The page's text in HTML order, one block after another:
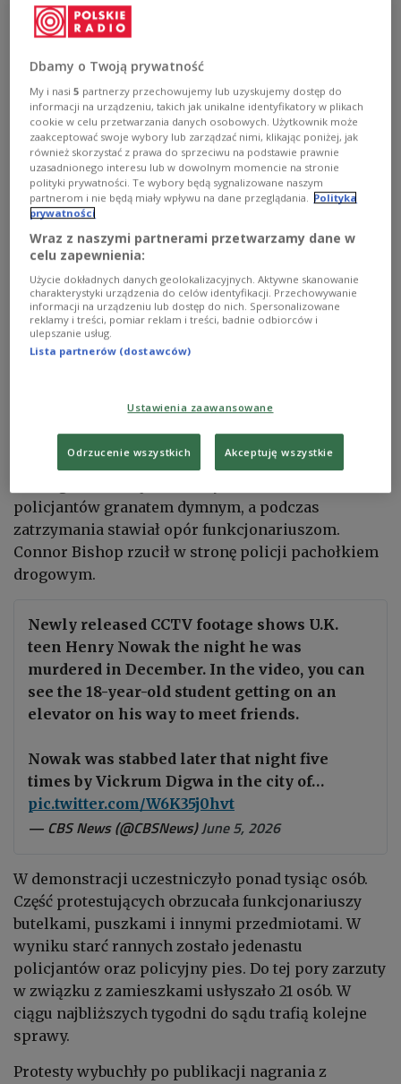
Zamieszki w UK REUTERS/Isabel Infantes
Dwóch uczestników zamieszek, które wybuchły po
śmierci 18-letniego Henry’ego Nowaka w
Southampton, trafi do więzienia
41-letniLeon O'Leary
miesiąc więzienia, a 24-letni
udziału w zamieszkach, które wybuchły podczas
Nowaka.
policjantów granatem dymnym, a podczas
zatrzymania stawiał opór funkcjonariuszom.
Connor Bishop rzucił w stronę policji pachołkiem
drogowym.
Newly released CCTV footage shows U.K.
teen Henry Nowak the night he was
murdered in December. In the video, you can
see the 18-year-old student getting on an
elevator on his way to meet friends.
Nowak was stabbed later that night five
times by Vickrum Digwa in the city of…
pic.twitter.com/W6K35j0hvt
— CBS News (@CBSNews)June 5, 2026
W demonstracji uczestniczyło ponad tysiąc osób.
Część protestujących obrzucała funkcjonariuszy
butelkami, puszkami i innymi przedmiotami. W
wyniku starć rannych zostało jedenastu
policjantów oraz policyjny pies. Do tej pory zarzuty
w związku z zamieszkami usłyszało 21 osób. W
ciągu najbliższych tygodni do sądu trafią kolejne
sprawy.
Protesty wybuchły po publikacji nagrania z
Dbamy o Twoją prywatność
My i nasi5 partnerzy przechowujemy lub uzyskujemy dostęp do
informacji na urządzeniu, takich jak unikalne identyfikatory w plikach
cookie w celu przetwarzania danych osobowych. Użytkownik może
zaakceptować swoje wybory lub zarządzać nimi, klikając poniżej, jak
również skorzystać z prawa do sprzeciwu na podstawie prawnie
uzasadnionego interesu lub w dowolnym momencie na stronie
polityki prywatności. Te wybory będą sygnalizowane naszym
partnerom i nie będą miały wpływu na dane przeglądania.
Polityka
prywatności
Wraz z naszymi partnerami przetwarzamy dane w
celu zapewnienia:
Użycie dokładnych danych geolokalizacyjnych. Aktywne skanowanie
charakterystyki urządzenia do celów identyfikacji. Przechowywanie
informacji na urządzeniu lub dostęp do nich. Spersonalizowane
reklamy i treści, pomiar reklam i treści, badnie odbiorców i
ulepszanie usług.
Lista partnerów (dostawców)
Ustawienia zaawansowane
Odrzucenie wszystkich Akceptuję wszystkie